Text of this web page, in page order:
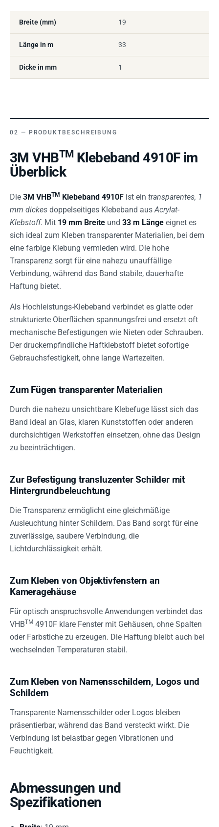
Breite (mm) 19
Länge in m 33
Dicke in mm 1
PRODUKTBESCHREIBUNG
3M VHBTM Klebeband 4910F im
Überblick
Die 3M VHBTM Klebeband 4910F ist ein transparentes, 1
mm dickes doppelseitiges Klebeband ausAcrylat-
Klebstoff. Mit 19 mm Breite und 33 m Länge eignet es
sich ideal zum Kleben transparenter Materialien, bei dem
eine farbige Klebung vermieden wird. Die hohe
Transparenz sorgt für eine nahezu unauffällige
Verbindung, während das Band stabile, dauerhafte
Haftung bietet.
Als Hochleistungs-Klebeband verbindet es glatte oder
strukturierte Oberflächen spannungsfrei und ersetzt oft
mechanische Befestigungen wie Nieten oder Schrauben.
Der druckempfindliche Haftklebstoff bietet sofortige
Gebrauchsfestigkeit, ohne lange Wartezeiten.
Zum Fügen transparenter Materialien
Durch die nahezu unsichtbare Klebefuge lässt sich das
Band ideal an Glas, klaren Kunststoffen oder anderen
durchsichtigen Werkstoffen einsetzen, ohne das Design
zu beeinträchtigen.
Zur Befestigung transluzenter Schilder mit
Hintergrundbeleuchtung
Die Transparenz ermöglicht eine gleichmäßige
Ausleuchtung hinter Schildern. Das Band sorgt für eine
zuverlässige, saubere Verbindung, die
Lichtdurchlässigkeit erhält.
Zum Kleben von Objektivfenstern an
Kameragehäuse
Für optisch anspruchsvolle Anwendungen verbindet das
VHBTM 4910F klare Fenster mit Gehäusen, ohne Spalten
oder Farbstiche zu erzeugen. Die Haftung bleibt auch bei
wechselnden Temperaturen stabil.
Zum Kleben von Namensschildern, Logos und
Schildern
Transparente Namensschilder oder Logos bleiben
präsentierbar, während das Band versteckt wirkt. Die
Verbindung ist belastbar gegen Vibrationen und
Feuchtigkeit.
Abmessungen und
Spezifikationen